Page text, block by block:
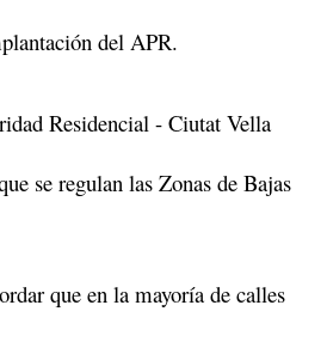
del APR.
Residencial - Ciutat Vella
se regulan las Zonas de Bajas
que en la mayoría de calles